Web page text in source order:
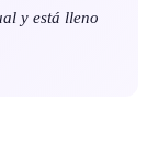
y está lleno